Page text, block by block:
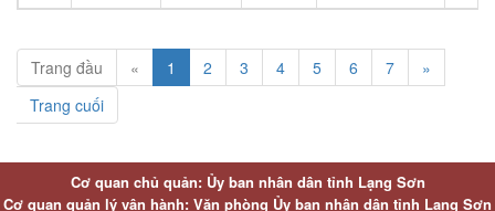
Trang đầu « 1 2 3 4 5 6 7
»
Trang cuối
Cơ quan chủ quản: Ủy ban nhân dân tỉnh Lạng Sơn
Cơ quan quản lý vận hành: Văn phòng Ủy ban nhân dân tỉnh Lạng Sơn